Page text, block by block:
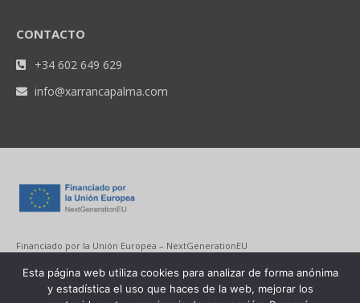
CONTACTO
+34 602 649 629
info@xarrancapalma.com
Financiado por la Unión Europea – NextGenerationEU
Esta página web utiliza cookies para analizar de forma anónima
y estadística el uso que haces de la web, mejorar los